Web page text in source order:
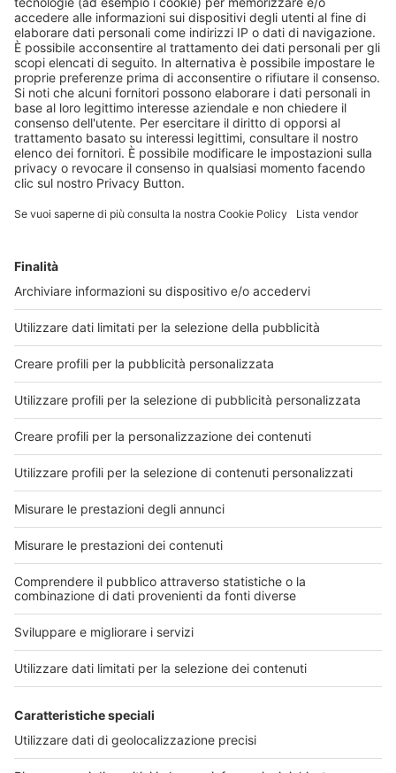
Agosto a Milano: farmacie sempre
aperte al servizio dei cittadini
Garantita la continuità dell’assistenza in tutti i
quartieri. Durante le diverse settimane del
mese, resterà attivo fino a oltre l’80% degli
esercizi; cresce il numero di farmacie che non
chiuderanno per ferie e che saranno operative
anche a Ferragos...
Via libera dal CdA di AIFA alla
rimborsabilità di 4 nuovi medicinali, 4
estensioni di indicazione terapeutica e 1
biosimilare
Tra i medicinali che saranno rimborsati anche
un farmaco orfano per il trattamento della
sclerosi laterale amiotrofica (SLA)Il Consiglio di
Amministrazione dell’AIFA, nella seduta del 29
luglio, ha dato il via libera alla rimborsabilità di 4
nuovi me...
30 luglio 2026
Cerca